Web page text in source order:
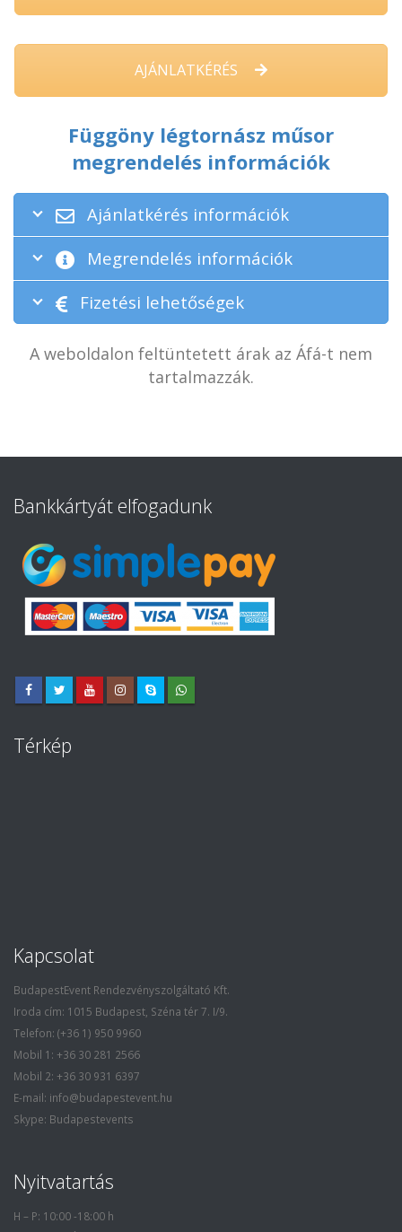
AJÁNLATKÉRÉS
Függöny légtornász műsor
megrendelés információk
Ajánlatkérés információk
Megrendelés információk
Fizetési lehetőségek
A weboldalon feltüntetett árak az Áfá-t nem
tartalmazzák.
Bankkártyát elfogadunk
Térkép
Kapcsolat
BudapestEvent Rendezvényszolgáltató Kft.
Iroda cím: 1015 Budapest, Széna tér 7. I/9.
Telefon: (+36 1) 950 9960
Mobil 1: +36 30 281 2566
Mobil 2: +36 30 931 6397
E-mail: info@budapestevent.hu
Skype: Budapestevents
Nyitvatartás
H – P: 10:00 -18:00 h